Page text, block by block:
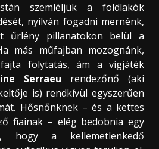
szemléljük a földlakók
nyilván fogadni mernénk,
űrlény pillanatokon belül a
más műfajban mozognánk,
folytatás, ám a vígjáték
Serraeu rendezőnő (aki
is) rendkívül egyszerűen
Hősnőnknek – és a kettes
fiainak – elég bedobnia egy
hogy a kellemetlenkedő